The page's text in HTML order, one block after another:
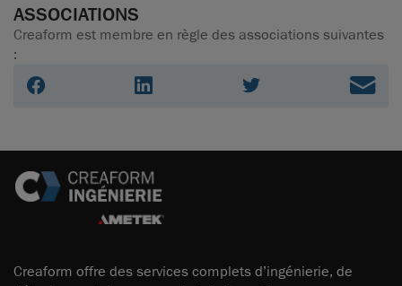
ASSOCIATIONS
Creaform est membre en règle des associations suivantes
:
Creaform offre des services complets d’ingénierie, de